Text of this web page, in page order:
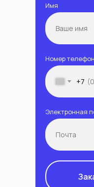
Имя
Номер
+7
Электронная